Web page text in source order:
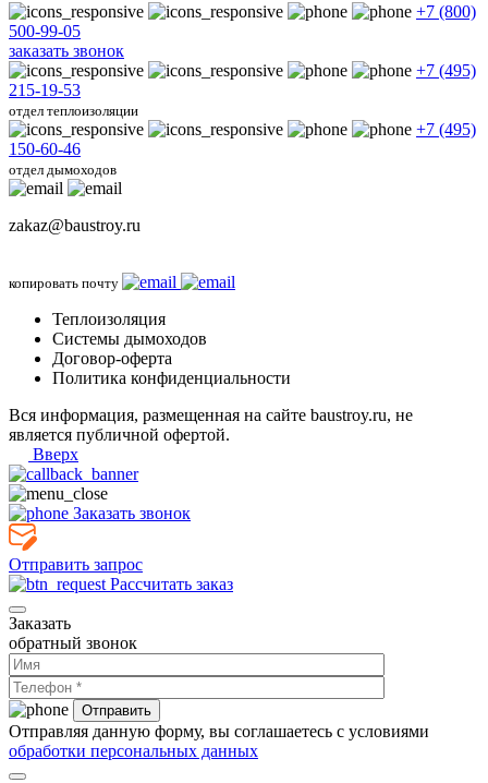
+7 (800)
500-99-05
заказать звонок
+7 (495)
215-19-53
отдел теплоизоляции
+7 (495)
150-60-46
отдел дымоходов
zakaz@baustroy.ru
копировать почту
Теплоизоляция
Системы дымоходов
Договор-оферта
Политика конфиденциальности
Вся информация, размещенная на сайте baustroy.ru, не
является публичной офертой.
Вверх
Заказать звонок
Отправить запрос
Рассчитать заказ
Заказать
обратный звонок
Отправляя данную форму, вы соглашаетесь с условиями
обработки персональных данных